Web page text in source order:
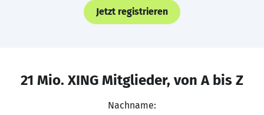
Jetzt registrieren
21 Mio. XING Mitglieder, von A bis Z
Nachname: